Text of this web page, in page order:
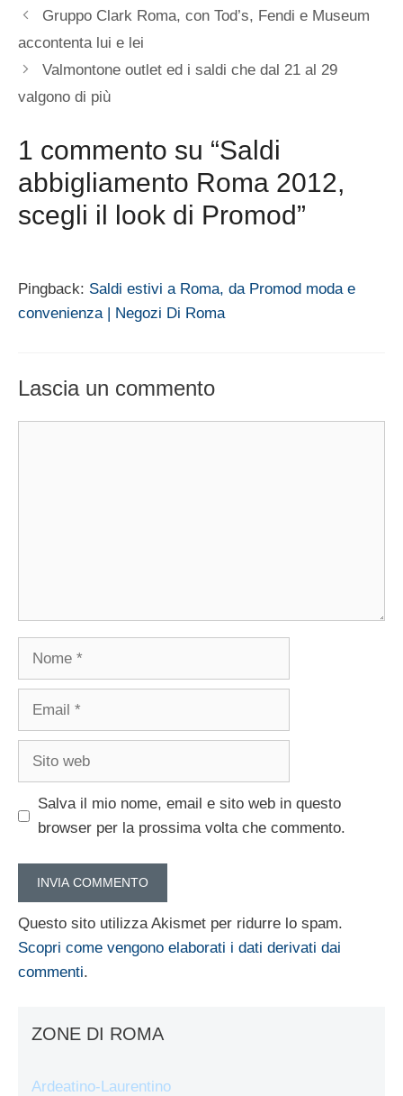
Gruppo Clark Roma, con Tod’s, Fendi e Museum
accontenta lui e lei
Valmontone outlet ed i saldi che dal 21 al 29
valgono di più
1 commento su “Saldi
abbigliamento Roma 2012,
scegli il look di Promod”
Pingback: Saldi estivi a Roma, da Promod moda e
convenienza | Negozi Di Roma
Lascia un commento
Nome
Email
Sito
Salva il mio nome, email e sito web in questo
browser per la prossima volta che commento.
Questo sito utilizza Akismet per ridurre lo spam.
Scopri come vengono elaborati i dati derivati dai
commenti.
ZONE DI ROMA
Ardeatino-Laurentino